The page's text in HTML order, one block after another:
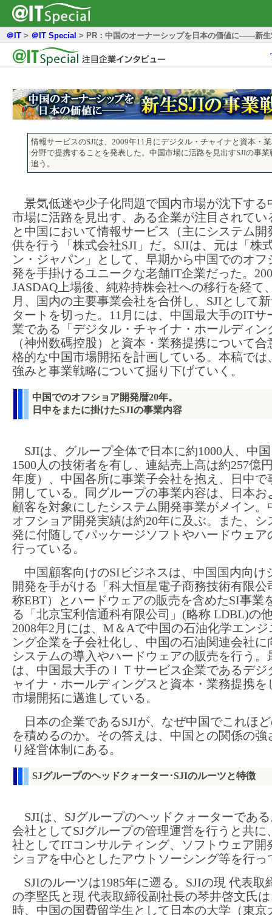
＠IT > ＠IT Special > PR：中国のオーナーシップを日本の価値に――新
情報サービスのSJIは、2009年11月にデジタル・チャイナと資本・
分野で提携することを発表した。中国市場に活路を見出すSJIの事業
追う。
景気低迷や少子化問題で国内市場が沈下する
市場に活路を見出す、ある企業が注目されてい
と中国において情報サービス（主にシステム開
供を行う「株式会社SJI」だ。SJIは、元は「株
ン・ジャパン」として、早期から中国でのオフ
発を手掛けるユニークな老舗IT企業だった。
JASDAQ上場後、純粋持株会社への移行を経て
月、国内の主要事業会社を合併し、SJIとして
タートを切った。11月には、中国最大手のITサ
業である「デジタル・チャイナ・ホールディン
（神州数碼控股）と資本・業務提携について合
格的な中国市場開拓を計画している。本稿では
強みと事業戦略について掘り下げていく。
中国でのオフショア開発暦20年。
日中をまたに掛けたSJIの事業内容
SJIは、グループ全体で日本に約1000人、中
1500人の技術者を有し、連結売上高は約257億
年度）、中国各所に事業子会社を抱え、日中で
開している。同グループの事業内容は、日本お
顧客を対象にしたシステム開発事業がメイン。
オフショア開発実績は約20年に及ぶ。また、シ
発に付随してパッケージソフトやハードウェア
行っている。
中国顧客向けのSIビジネスは、中国国内向け
開発を手がける「科大恒星電子商務技術有限公
称EBT）とハードウェアの販売を含めたSI事業
る「北京宝利信通科有限公司」(略称 LDBL)の
2008年2月には、M＆Aで中国の石油化学エンジ
ング企業を子会社化し、中国の石油関連会社に
システムの導入やハードウェアの販売を行う。
は、中国最大手のＩＴサービス企業であるデジ
ャイナ・ホールディングスと資本・業務提携を
市場開拓に邁進している。
日本の企業であるSJIが、なぜ中国でこれほ
を積めるのか。その答えは、中国との関係の強
り経営体制にある。
SJグループのヘッドクォーター･SJIのルーツと特徴
SJIは、SJグループのヘッドクォーターであ
会社としてSJグループの管理運営を行うと共に
社としてITコンサルティング、ソフトウェア開
ショアを中心としたアウトソーシング等を行っ
SJIのルーツは1985年に遡る。SJIの現 代表取
の李堅氏と現 代表取締役副社長の琴井啓文氏
時、中国の国費留学生として日本の大学（東京